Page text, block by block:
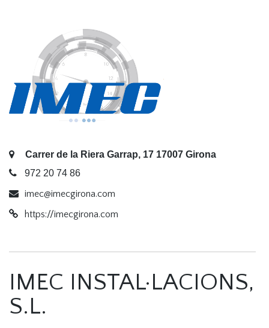
Carrer de la Riera Garrap, 17 17007 Girona
972 20 74 86
imec@imecgirona.com
https://imecgirona.com
IMEC INSTAL·LACIONS,
S.L.